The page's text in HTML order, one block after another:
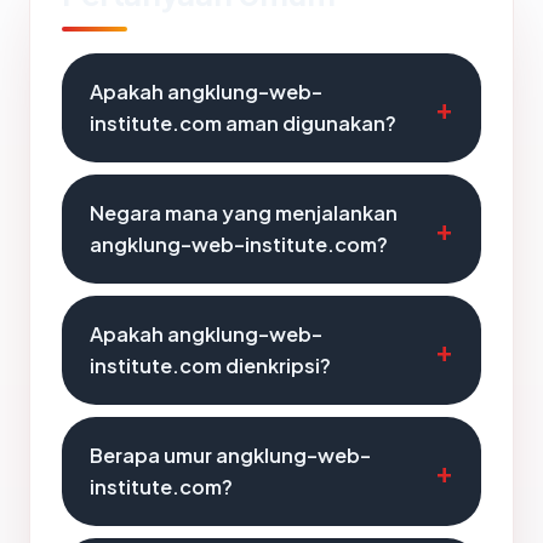
Apakah angklung-web-
institute.com aman digunakan?
Negara mana yang menjalankan
angklung-web-institute.com?
Apakah angklung-web-
institute.com dienkripsi?
Berapa umur angklung-web-
institute.com?